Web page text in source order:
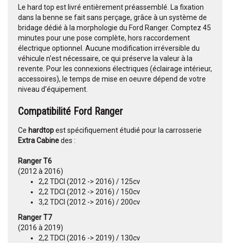
Le hard top est livré entièrement préassemblé. La fixation
dans la benne se fait sans perçage, grâce à un système de
bridage dédié à la morphologie du Ford Ranger. Comptez 45
minutes pour une pose complète, hors raccordement
électrique optionnel. Aucune modification irréversible du
véhicule n'est nécessaire, ce qui préserve la valeur à la
revente. Pour les connexions électriques (éclairage intérieur,
accessoires), le temps de mise en oeuvre dépend de votre
niveau d'équipement.
Compatibilité Ford Ranger
Ce hardtopest spécifiquement étudié pour la carrosserie
Extra Cabinedes :
Ranger T6
(2012 à 2016)
2,2 TDCI (2012 -> 2016) / 125cv
2,2 TDCI (2012 -> 2016) / 150cv
3,2 TDCI (2012 -> 2016) / 200cv
Ranger T7
(2016 à 2019)
2,2 TDCI (2016 -> 2019) / 130cv